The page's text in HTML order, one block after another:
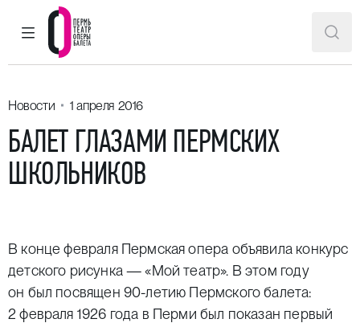
ГЛАВНОЕ МЕНЮ
Пермский театр оперы и балета
Новости 1 апреля 2016
БАЛЕТ ГЛАЗАМИ ПЕРМСКИХ
ШКОЛЬНИКОВ
В конце февраля Пермская опера объявила конкурс
детского рисунка — «Мой театр». В этом году
он был посвящен 90-летию Пермского балета:
2 февраля 1926 года в Перми был показан первый